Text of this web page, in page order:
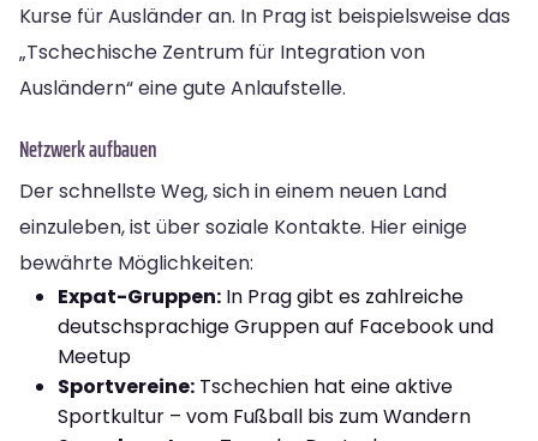
Kurse für Ausländer an. In Prag ist beispielsweise das
„Tschechische Zentrum für Integration von
Ausländern“ eine gute Anlaufstelle.
Netzwerk aufbauen
Der schnellste Weg, sich in einem neuen Land
einzuleben, ist über soziale Kontakte. Hier einige
bewährte Möglichkeiten:
Expat-Gruppen: In Prag gibt es zahlreiche
deutschsprachige Gruppen auf Facebook und
Meetup
Sportvereine: Tschechien hat eine aktive
Sportkultur – vom Fußball bis zum Wandern